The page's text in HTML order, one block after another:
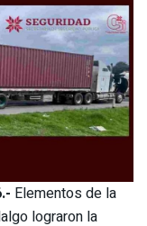
Elementos de la
lograron la